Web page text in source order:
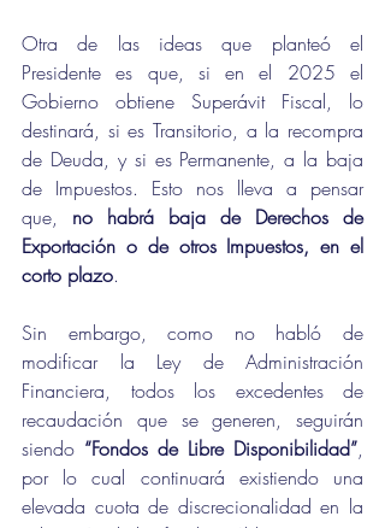
Otra de las ideas que planteó el
Presidente es que, si en el 2025 el
Gobierno obtiene Superávit Fiscal, lo
destinará, si es Transitorio, a la recompra
de Deuda, y si es Permanente, a la baja
de Impuestos. Esto nos lleva a pensar
que, no habrá baja de Derechos de
Exportación o de otros Impuestos, en el
corto plazo.
Sin embargo, como no habló de
modificar la Ley de Administración
Financiera, todos los excedentes de
recaudación que se generen, seguirán
siendo “Fondos de Libre Disponibilidad”,
por lo cual continuará existiendo una
elevada cuota de discrecionalidad en la